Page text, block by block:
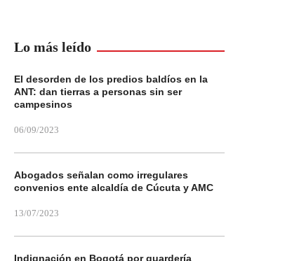
Lo más leído
El desorden de los predios baldíos en la
ANT: dan tierras a personas sin ser
campesinos
06/09/2023
Abogados señalan como irregulares
convenios ente alcaldía de Cúcuta y AMC
13/07/2023
Indignación en Bogotá por guardería